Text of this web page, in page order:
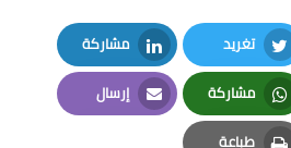
تغريد
Twitter
مشاركة
LinkedIn
مشاركة
Whatsapp
إرسال
Email
طباعة